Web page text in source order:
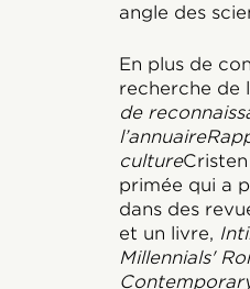
angle des
En plus de
recherche de
de
l’annuaire
culture
primée qui a
dans des
et un livre,
Millennials'